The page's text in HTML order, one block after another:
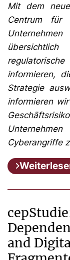
Mit dem
Centrum für
informieren,
Strategie
informieren
Cyberangriffe
and